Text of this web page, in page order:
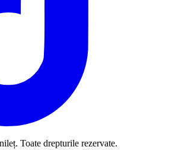
Toate drepturile rezervate.